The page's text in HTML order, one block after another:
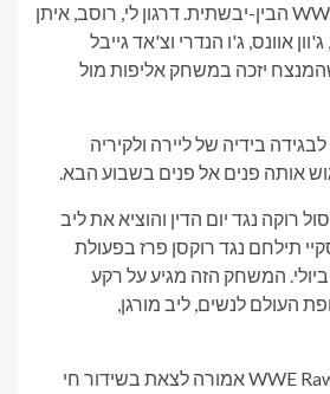
מספר 1 לאליפות ה-WWE הבין-יבשתית. דרגון לי, רוסב, איתן
אוונס, ג'ו הנדרי וצ'אד גייבל
יזכה במשחק אליפות מול
לבגידה בידיה של ליירה ולקיריה
אותה פנים אל פנים בשבוע הבא.
רוקה נגד יום הדין והוציא את ליב
תילחם נגד רוקסן פרז בפעולת
יחידים בתוכנית ב-13 ביולי. המשחק הזה מגיע על רקע
העולם לנשים, ליב מורגן,
מהדורת 13 ביולי של WWE Raw אמורה לצאת בשידור חי